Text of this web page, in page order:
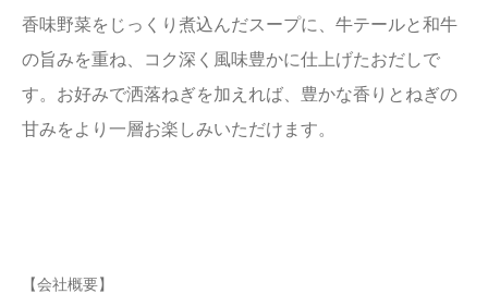
香味野菜をじっくり煮込んだスープに、牛テールと和牛
の旨みを重ね、コク深く風味豊かに仕上げたおだしで
す。お好みで洒落ねぎを加えれば、豊かな香りとねぎの
甘みをより一層お楽しみいただけます。
【会社概要】